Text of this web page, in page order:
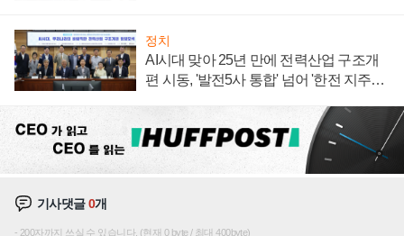
정치
AI시대 맞아 25년 만에 전력산업 구조개
편 시동, '발전5사 통합' 넘어 '한전 지주사'
기사댓글0개
200자까지 쓰실 수 있습니다. (현재 0 byte / 최대 400byte)